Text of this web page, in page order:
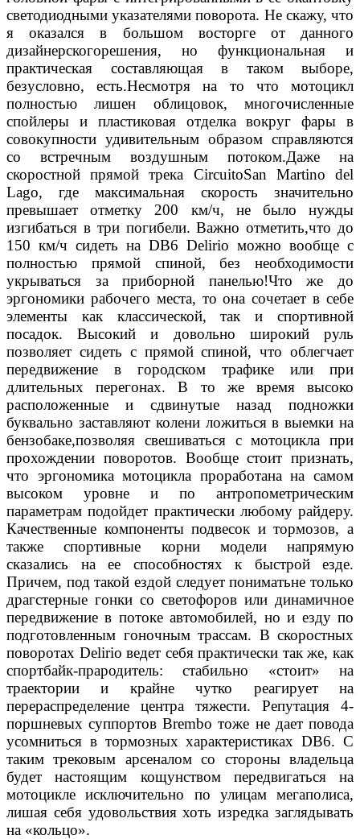
светодиодными указателями поворота. Не скажу, что
я оказался в большом восторге от данного
дизайнерскогорешения, но функциональная и
практическая составляющая в таком выборе,
безусловно, есть.Несмотря на то что мотоцикл
полностью лишен облицовок, многочисленные
спойлеры и пластиковая отделка вокруг фары в
совокупности удивительным образом справляются
со встречным воздушным потоком.Даже на
скоростной прямой трека CircuitoSan Martino del
Lago, где максимальная скорость значительно
превышает отметку 200 км/ч, не было нужды
изгибаться в три погибели. Важно отметить,что до
150 км/ч сидеть на DB6 Delirio можно вообще с
полностью прямой спиной, без необходимости
укрываться за приборной панелью!Что же до
эргономики рабочего места, то она сочетает в себе
элементы как классической, так и спортивной
посадок. Высокий и довольно широкий руль
позволяет сидеть с прямой спиной, что облегчает
передвижение в городском трафике или при
длительных перегонах. В то же время высоко
расположенные и сдвинутые назад подножки
буквально заставляют колени ложиться в выемки на
бензобаке,позволяя свешиваться с мотоцикла при
прохождении поворотов. Вообще стоит признать,
что эргономика мотоцикла проработана на самом
высоком уровне и по антропометрическим
параметрам подойдет практически любому райдеру.
Качественные компоненты подвесок и тормозов, а
также спортивные корни модели напрямую
сказались на ее способностях к быстрой езде.
Причем, под такой ездой следует пониматьне только
драгстерные гонки со светофоров или динамичное
передвижение в потоке автомобилей, но и езду по
подготовленным гоночным трассам. В скоростных
поворотах Delirio ведет себя практически так же, как
спортбайк-прародитель: стабильно «стоит» на
траектории и крайне чутко реагирует на
перераспределение центра тяжести. Репутация 4-
поршневых суппортов Brembo тоже не дает повода
усомниться в тормозных характеристиках DB6. С
таким трековым арсеналом со стороны владельца
будет настоящим кощунством передвигаться на
мотоцикле исключительно по улицам мегаполиса,
лишая себя удовольствия хоть изредка заглядывать
на «кольцо».